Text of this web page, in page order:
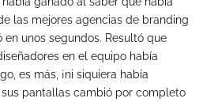
las mejores agencias de branding
en unos segundos. Resultó que
en el equipo había
es más, ¡ni siquiera había
pantallas cambió por completo